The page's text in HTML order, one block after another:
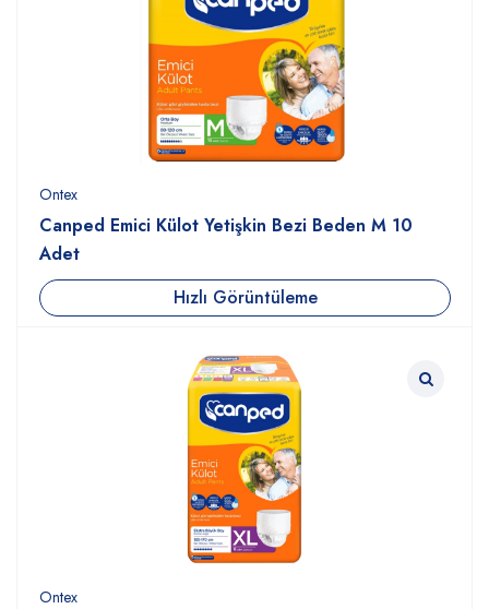
Ontex
Canped Emici Külot Yetişkin Bezi Beden M 10
Adet
Hızlı Görüntüleme
Ontex